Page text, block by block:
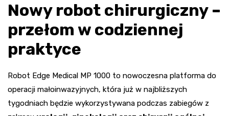
Nowy robot chirurgiczny –
przełom w codziennej
praktyce
Robot Edge Medical MP 1000 to nowoczesna platforma do
operacji małoinwazyjnych, która już w najbliższych
tygodniach będzie wykorzystywana podczas zabiegów z